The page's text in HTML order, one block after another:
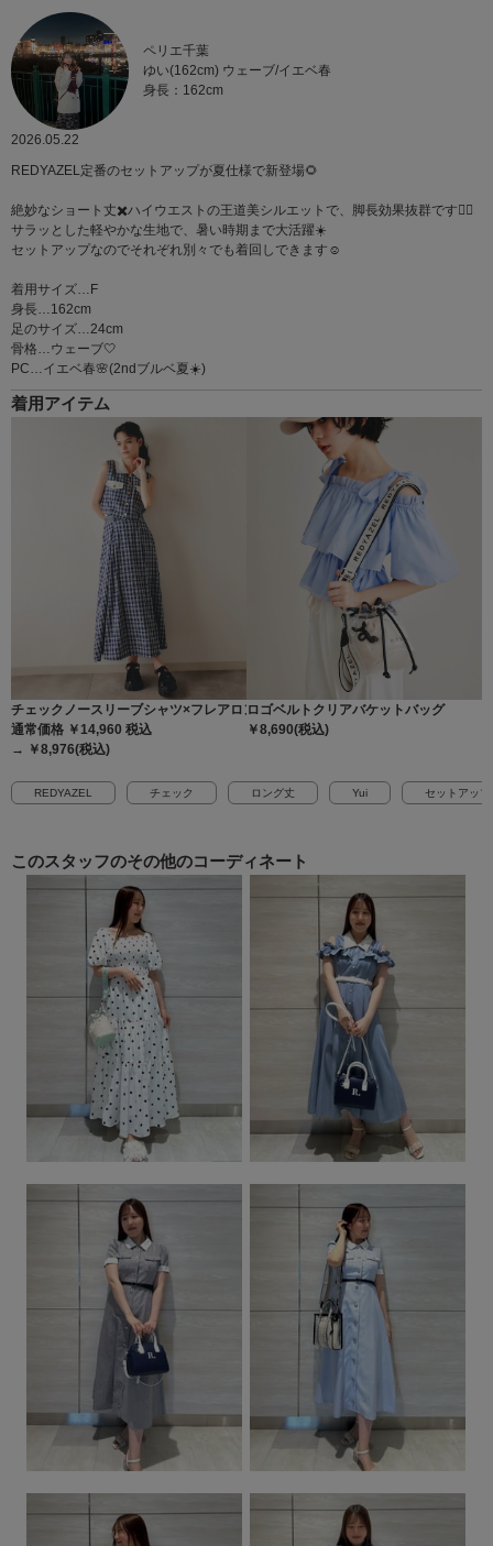
ペリエ千葉
ゆい(162cm) ウェーブ/イエベ春
身長：162cm
2026.05.22
REDYAZEL定番のセットアップが夏仕様で新登場🌻
絶妙なショート丈✖️ハイウエストの王道美シルエットで、脚長効果抜群です🙆‍♀️
サラッとした軽やかな生地で、暑い時期まで大活躍☀️
セットアップなのでそれぞれ別々でも着回しできます☺️
着用サイズ…F
身長…162cm
足のサイズ…24cm
骨格…ウェーブ🤍
PC…イエベ春🌸(2ndブルベ夏☀️)
着用アイテム
チェックノースリーブシャツ×フレアロングスカートセットアップ
通常価格 ￥14,960 税込
→ ￥8,976(税込)
ロゴベルトクリアバケットバッグ
￥8,690(税込)
REDYAZEL チェック ロング丈 Yui セットアップ
このスタッフのその他のコーディネート